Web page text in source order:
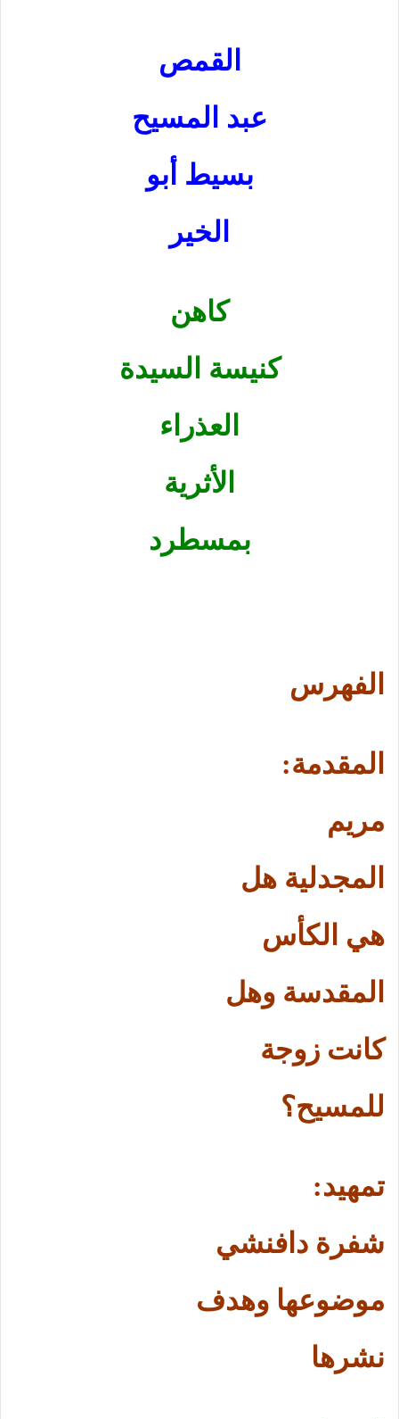
القمص
عبد المسيح
بسيط أبو
الخير
كاهن
كنيسة السيدة
العذراء
الأثرية
بمسطرد
الفهرس
المقدمة:
مريم
المجدلية هل
هي الكأس
المقدسة وهل
كانت زوجة
للمسيح؟
تمهيد:
شفرة دافنشي
موضوعها وهدف
نشرها